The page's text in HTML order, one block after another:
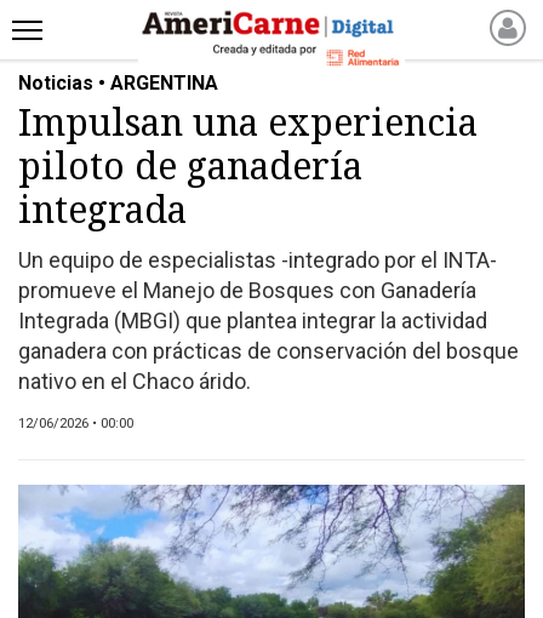
INICIO
NOTICIAS RECIENTES
NOTICIAS
ARTICULOS
PRODUCCIÓN
PROCESO
PRODUCTO
NUEVOS PRODUCTOS
MARKETPLACE
REVISTAS
CATÁLOGO DE CORTES
DE CARNE VACUNA
EVENTOS Y
CAPACITACIONES
Noticias • ARGENTINA
Impulsan una experiencia
piloto de ganadería
integrada
Un equipo de especialistas -integrado por el INTA-
promueve el Manejo de Bosques con Ganadería
Integrada (MBGI) que plantea integrar la actividad
ganadera con prácticas de conservación del bosque
nativo en el Chaco árido.
12/06/2026 • 00:00